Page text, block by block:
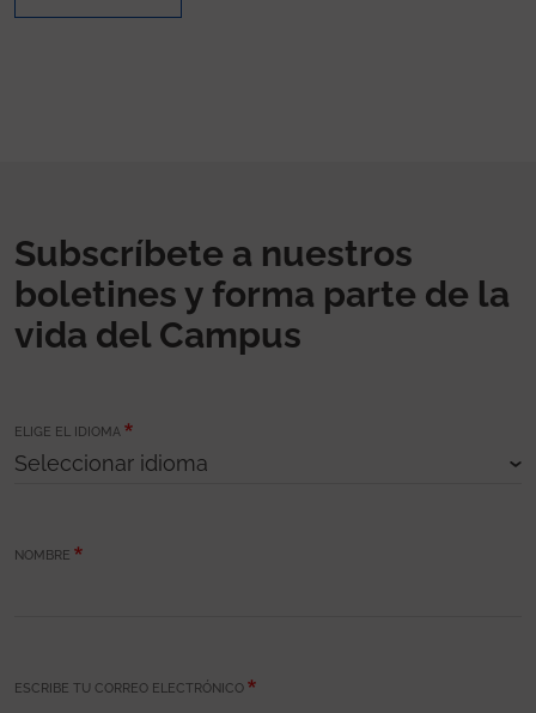
Subscríbete a nuestros
boletines y forma parte de la
vida del Campus
ELIGE EL IDIOMA
NOMBRE
ESCRIBE TU CORREO ELECTRÓNICO